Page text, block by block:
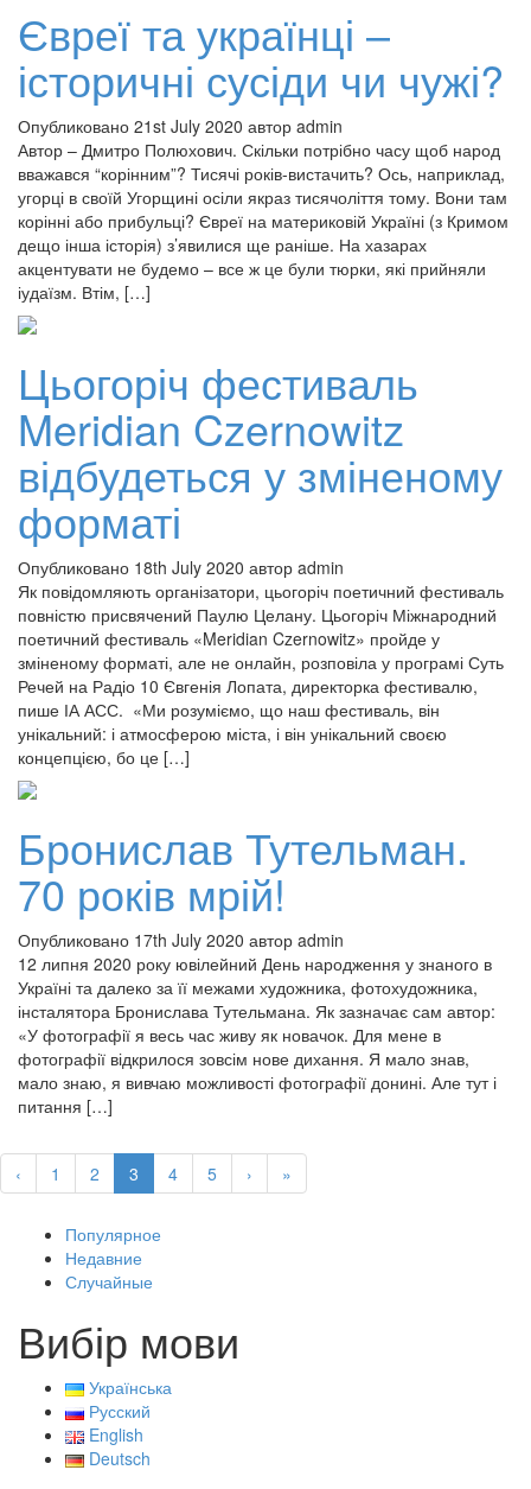
Євреї та українці –
історичні сусіди чи чужі?
Опубликовано 21st July 2020 автор admin
Автор – Дмитро Полюхович. Скільки потрібно часу щоб народ
вважався “корінним”? Тисячі років-вистачить? Ось, наприклад,
угорці в своїй Угорщині осіли якраз тисячоліття тому. Вони там
корінні або прибульці? Євреї на материковій Україні (з Кримом
дещо інша історія) з’явилися ще раніше. На хазарах
акцентувати не будемо – все ж це були тюрки, які прийняли
іудаїзм. Втім, […]
Цьогоріч фестиваль
Meridian Czernowitz
відбудеться у зміненому
форматі
Опубликовано 18th July 2020 автор admin
Як повідомляють організатори, цьогоріч поетичний фестиваль
повністю присвячений Паулю Целану. Цьогоріч Міжнародний
поетичний фестиваль «Meridian Czernowitz» пройде у
зміненому форматі, але не онлайн, розповіла у програмі Суть
Речей на Радіо 10 Євгенія Лопата, директорка фестивалю,
пише ІА АСС. «Ми розуміємо, що наш фестиваль, він
унікальний: і атмосферою міста, і він унікальний своєю
концепцією, бо це […]
Бронислав Тутельман.
70 років мрій!
Опубликовано 17th July 2020 автор admin
12 липня 2020 року ювілейний День народження у знаного в
Україні та далеко за її межами художника, фотохудожника,
інсталятора Бронислава Тутельмана. Як зазначає сам автор:
«У фотографії я весь час живу як новачок. Для мене в
фотографії відкрилося зовсім нове дихання. Я мало знав,
мало знаю, я вивчаю можливості фотографії донині. Але тут і
питання […]
‹ 1 2 3 4 5 › »
Популярное
Недавние
Случайные
Вибір мови
Українська
Русский
English
Deutsch